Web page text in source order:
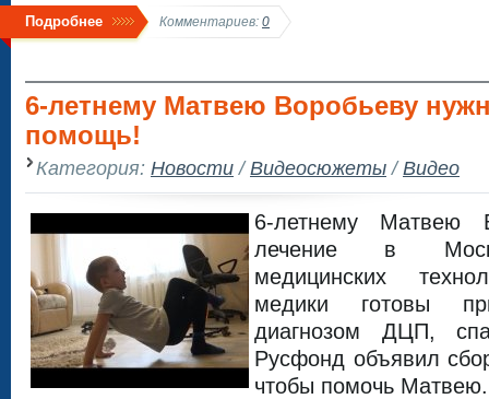
Подробнее Комментариев: 0
6-летнему Матвею Воробьеву
помощь!
Категория: Новости/Видеосюжеты/Видео
6-летнему Матвею
лечение в
медицинских
медики готовы
диагнозом ДЦП,
Русфонд объявил
чтобы помочь Матвею.